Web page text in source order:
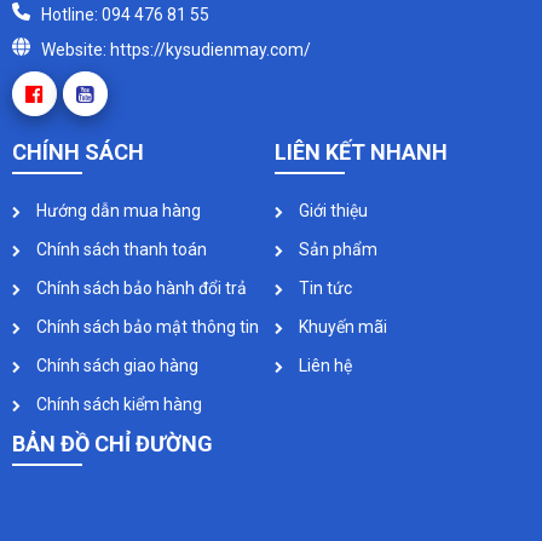
Hotline: 094 476 81 55
Website: https://kysudienmay.com/
CHÍNH SÁCH
Hướng dẫn mua hàng
Chính sách thanh toán
Chính sách bảo hành đổi trả
Chính sách bảo mật thông tin
Chính sách giao hàng
Chính sách kiểm hàng
LIÊN KẾT NHANH
Giới thiệu
Sản phẩm
Tin tức
Khuyến mãi
Liên hệ
BẢN ĐỒ CHỈ ĐƯỜNG